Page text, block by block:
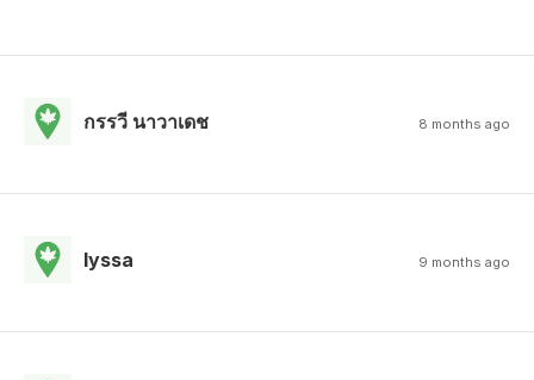
กรรวี นาวาเดช 8 months ago
lyssa 9 months ago